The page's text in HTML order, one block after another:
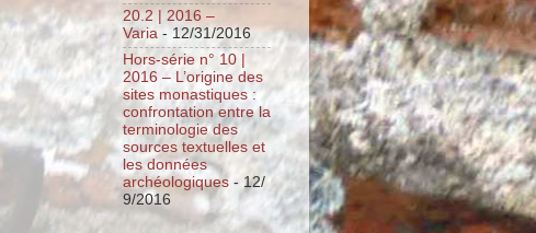
20.2 | 2016 –
Varia - 12/31/2016
Hors-série n° 10 |
2016 – L’origine des
sites monastiques :
confrontation entre la
terminologie des
sources textuelles et
les données
archéologiques - 12/
9/2016